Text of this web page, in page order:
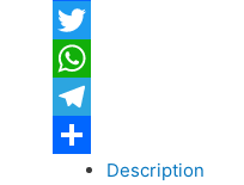
quantity
Facebook
Twitter
WhatsApp
Telegram
ОтправитьDescription